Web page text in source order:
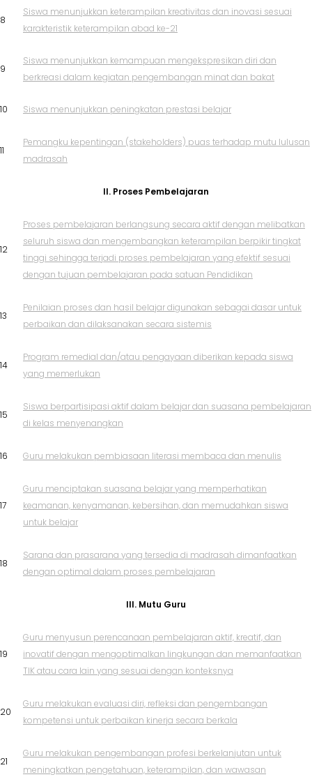
8
Siswa menunjukkan keterampilan kreativitas dan inovasi sesuai
karakteristik keterampilan abad ke-21
9
Siswa menunjukkan kemampuan mengekspresikan diri dan
berkreasi dalam kegiatan pengembangan minat dan bakat
10 Siswa menunjukkan peningkatan prestasi belajar
11
Pemangku kepentingan (stakeholders) puas terhadap mutu lulusan
madrasah
II. Proses Pembelajaran
12
Proses pembelajaran berlangsung secara aktif dengan melibatkan
seluruh siswa dan mengembangkan keterampilan berpikir tingkat
tinggi sehingga terjadi proses pembelajaran yang efektif sesuai
dengan tujuan pembelajaran pada satuan Pendidikan
13
Penilaian proses dan hasil belajar digunakan sebagai dasar untuk
perbaikan dan dilaksanakan secara sistemis
14
Program remedial dan/atau pengayaan diberikan kepada siswa
yang memerlukan
15
Siswa berpartisipasi aktif dalam belajar dan suasana pembelajaran
di kelas menyenangkan
16 Guru melakukan pembiasaan literasi membaca dan menulis
17
Guru menciptakan suasana belajar yang memperhatikan
keamanan, kenyamanan, kebersihan, dan memudahkan siswa
untuk belajar
18
Sarana dan prasarana yang tersedia di madrasah dimanfaatkan
dengan optimal dalam proses pembelajaran
III. Mutu Guru
19
Guru menyusun perencanaan pembelajaran aktif, kreatif, dan
inovatif dengan mengoptimalkan lingkungan dan memanfaatkan
TIK atau cara lain yang sesuai dengan konteksnya
20
Guru melakukan evaluasi diri, refleksi dan pengembangan
kompetensi untuk perbaikan kinerja secara berkala
21
Guru melakukan pengembangan profesi berkelanjutan untuk
meningkatkan pengetahuan, keterampilan, dan wawasan